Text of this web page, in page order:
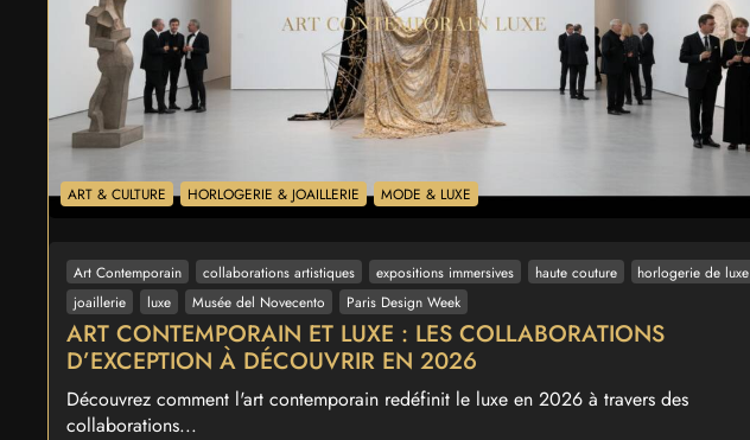
ART & CULTURE HORLOGERIE & JOAILLERIE MODE & LUXE
Art Contemporain collaborations artistiques expositions immersives haute couture
horlogerie de luxe
joaillerie
luxe Musée del Novecento Paris Design Week
ART CONTEMPORAIN ET LUXE : LES COLLABORATIONS
D’EXCEPTION À DÉCOUVRIR EN 2026
Découvrez comment l'art contemporain redéfinit le luxe en 2026 à travers des
collaborations...